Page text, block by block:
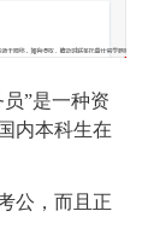
”是一种资
内本科生在
公，而且正